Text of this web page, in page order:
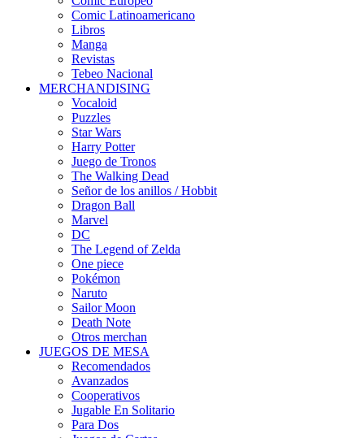
Comic Latinoamericano
Libros
Manga
Revistas
Tebeo Nacional
MERCHANDISING
Vocaloid
Puzzles
Star Wars
Harry Potter
Juego de Tronos
The Walking Dead
Señor de los anillos / Hobbit
Dragon Ball
Marvel
DC
The Legend of Zelda
One piece
Pokémon
Naruto
Sailor Moon
Death Note
Otros merchan
JUEGOS DE MESA
Recomendados
Avanzados
Cooperativos
Jugable En Solitario
Para Dos